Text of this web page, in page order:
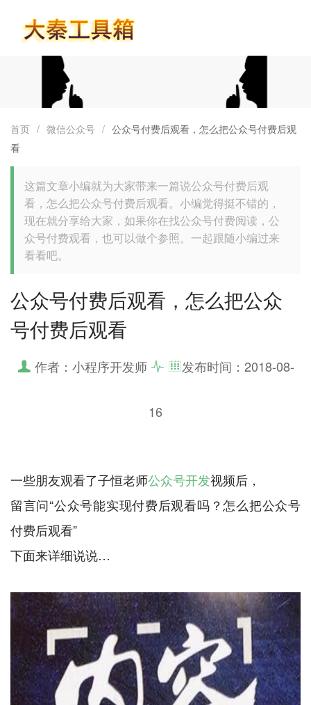
首页 / 微信公众号 / 公众号付费后观看，怎么把公众号付费后观
看
这篇文章小编就为大家带来一篇说公众号付费后观
看，怎么把公众号付费后观看。小编觉得挺不错的，
现在就分享给大家，如果你在找公众号付费阅读，公
众号付费观看，也可以做个参照。一起跟随小编过来
看看吧。
公众号付费后观看，怎么把公众
号付费后观看
作者：小程序开发师 发布时间： 2018-08-
16
一些朋友观看了子恒老师公众号开发视频后，
留言问“公众号能实现付费后观看吗？怎么把公众号
付费后观看”
下面来详细说说…